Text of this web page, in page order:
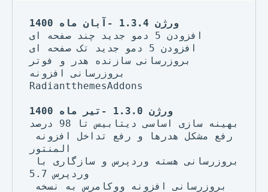
ورژن 1.3.4 -آبان ماه 1400
افزودن 5 دمو جدید چند صفحه ای
افزودن 5 دمو جدید تک صفحه ای
بروزرسانی سازنده هدر و فوتر
بروزرسانی افزونه
RadiantthemesAddons
ورژن 1.3.0 -تیر ماه 1400
بهینه سازی اساسی دیتابیس تا 98 درصد
المنتور
وردپرس 5.7